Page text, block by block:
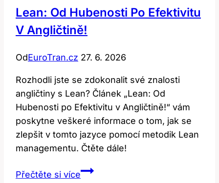
Lean: Od Hubenosti Po Efektivitu
V Angličtině!
OdEuroTran.cz 27. 6. 2026
Rozhodli jste se zdokonalit své znalosti
angličtiny s Lean? Článek „Lean: Od
Hubenosti po Efektivitu v Angličtině!“ vám
poskytne veškeré informace o tom, jak se
zlepšit v tomto jazyce pomocí metodik Lean
managementu. Čtěte dále!
Přečtěte si víceLean: